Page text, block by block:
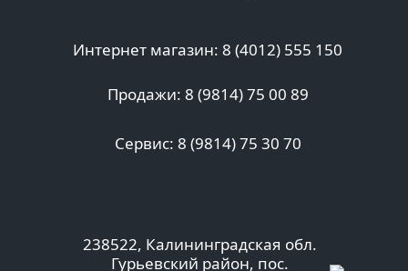
238522, Калининградская обл.
Гурьевский район, пос.
Интернет магазин: 8 (4012) 555 150
Продажи: 8 (9814) 75 00 89
Сервис: 8 (9814) 75 30 70